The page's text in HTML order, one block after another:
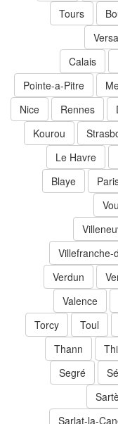
Tours
Calais
Pointe-a-Pitre
Rennes
Nice
Kourou
Le Havre
Blaye
Verdun
Valence
Torcy
Thann
Segré
Sarlat-la-